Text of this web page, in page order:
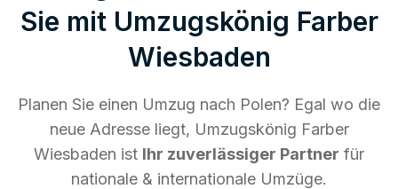
Sie mit Umzugskönig Farber
Wiesbaden
Planen Sie einen Umzug nach Polen? Egal wo die
neue Adresse liegt, Umzugskönig Farber
Wiesbaden ist Ihr zuverlässiger Partner für
nationale & internationale Umzüge.